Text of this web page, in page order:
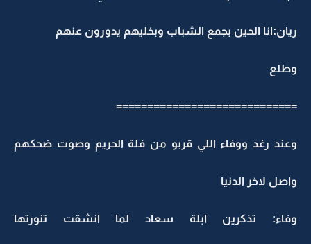
ريان:انا الحين بجمع الشباب وبخليهم يدورون عنهم
وطلع
=============================
وعند رغد ووفاء اللي قربو من فلة الحريم وصوت ضحكهم
واصل لاخر الدنيا
وفاء: تذكرين ابلة سعاد لما انشقت تنورتها